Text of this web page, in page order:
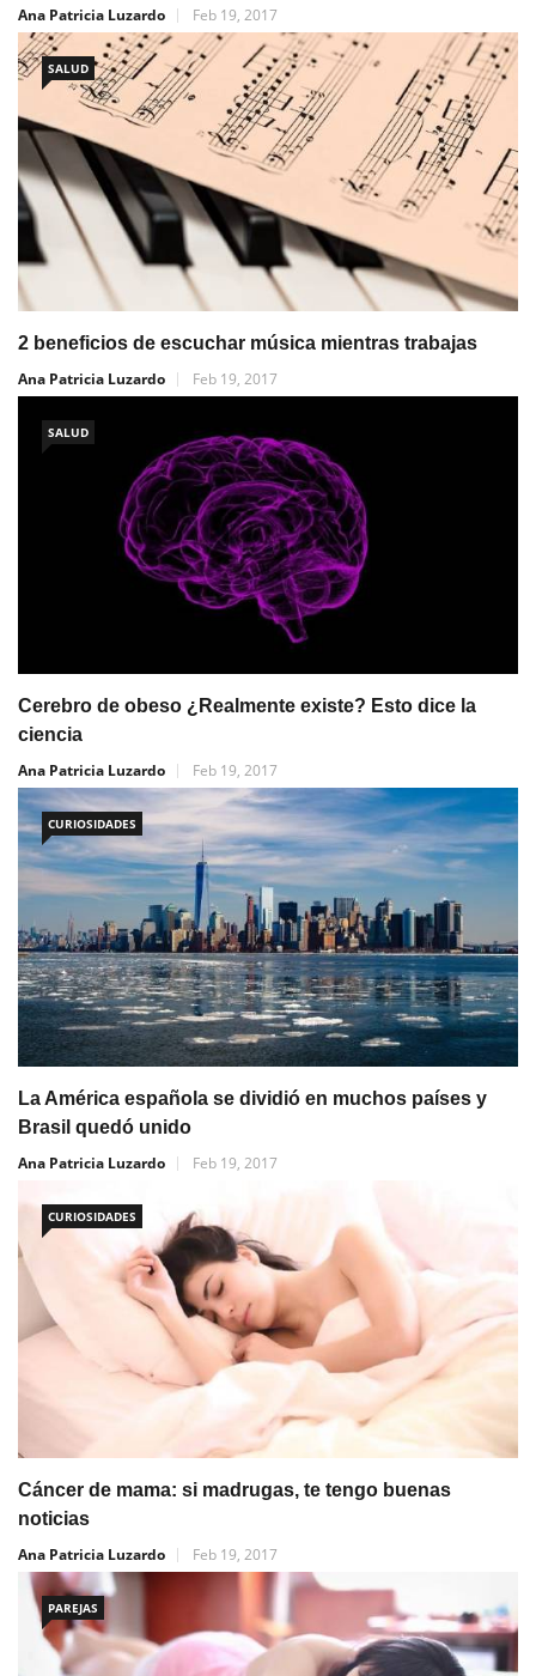
Ana Patricia Luzardo
Feb 19, 2017
SALUD
2 beneficios de escuchar música mientras trabajas
Ana Patricia Luzardo
Feb 19, 2017
SALUD
Cerebro de obeso ¿Realmente existe? Esto dice la
ciencia
Ana Patricia Luzardo
Feb 19, 2017
CURIOSIDADES
La América española se dividió en muchos países y
Brasil quedó unido
Ana Patricia Luzardo
Feb 19, 2017
CURIOSIDADES
Cáncer de mama: si madrugas, te tengo buenas
noticias
Ana Patricia Luzardo
Feb 19, 2017
PAREJAS